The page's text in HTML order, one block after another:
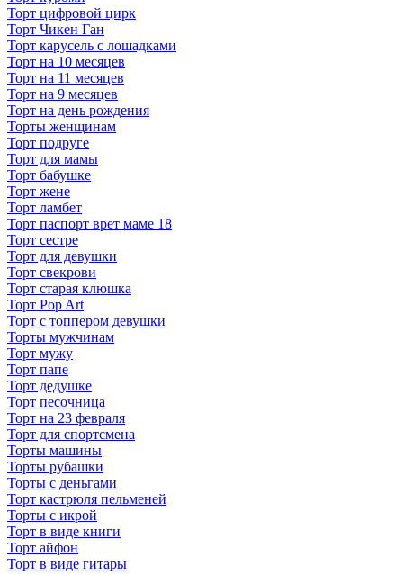
Торт цифровой цирк
Торт Чикен Ган
Торт карусель с лошадками
Торт на 10 месяцев
Торт на 11 месяцев
Торт на 9 месяцев
Торт на день рождения
Торты женщинам
Торт подруге
Торт для мамы
Торт бабушке
Торт жене
Торт ламбет
Торт паспорт врет маме 18
Торт сестре
Торт для девушки
Торт свекрови
Торт старая клюшка
Торт Pop Art
Торт с топпером девушки
Торты мужчинам
Торт мужу
Торт папе
Торт дедушке
Торт песочница
Торт на 23 февраля
Торт для спортсмена
Торты машины
Торты рубашки
Торты с деньгами
Торт кастрюля пельменей
Торты с икрой
Торт в виде книги
Торт айфон
Торт в виде гитары